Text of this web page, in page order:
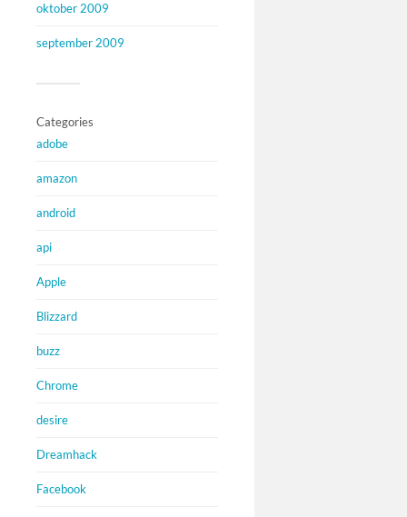
oktober 2009
september 2009
Categories
adobe
amazon
android
api
Apple
Blizzard
buzz
Chrome
desire
Dreamhack
Facebook